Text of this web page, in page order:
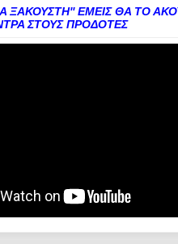
ΞΑΚΟΥΣΤΗ'' ΕΜΕΙΣ ΘΑ ΤΟ
ΣΤΟΥΣ ΠΡΟΔΟΤΕΣ